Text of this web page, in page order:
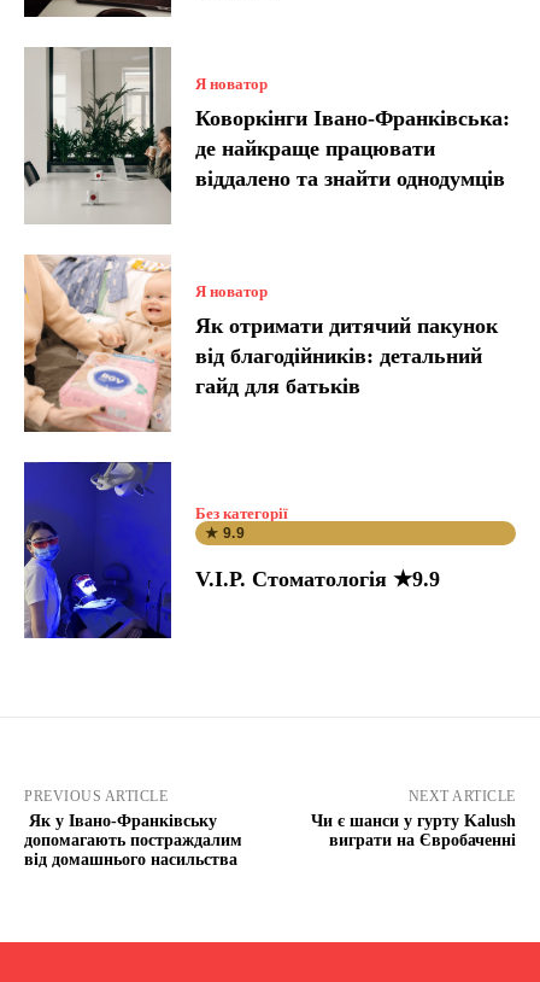
Я новатор
Коворкінги Івано-Франківська:
де найкраще працювати
віддалено та знайти однодумців
Я новатор
Як отримати дитячий пакунок
від благодійників: детальний
гайд для батьків
Без категорії
★ 9.9
V.I.P. Стоматологія ★9.9
PREVIOUS ARTICLE
Як у Івано-Франківську
допомагають постраждалим
від домашнього насильства
NEXT ARTICLE
Чи є шанси у гурту Kalush
виграти на Євробаченні